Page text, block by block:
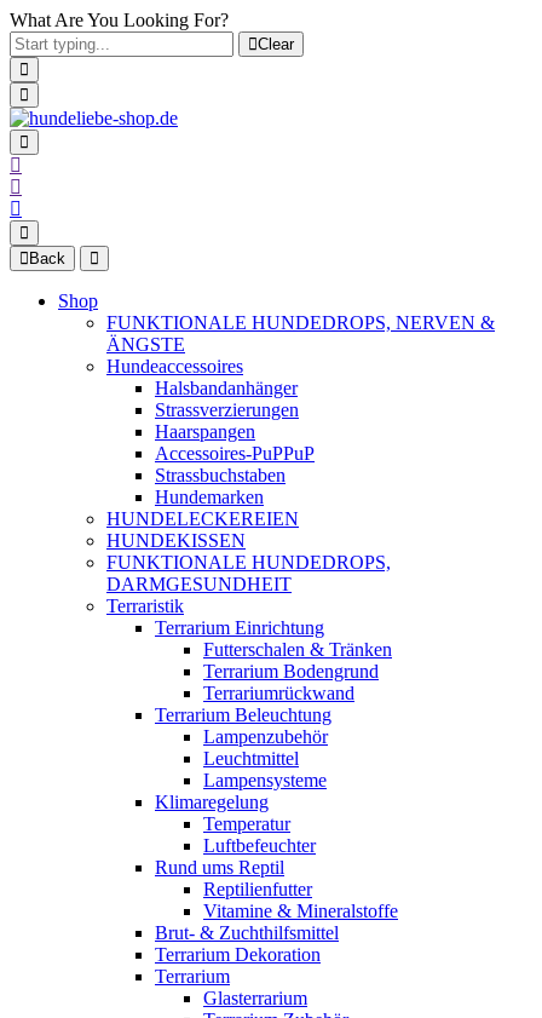
What Are You Looking For?
Clear
Back
Shop
FUNKTIONALE HUNDEDROPS, NERVEN &
ÄNGSTE
Hundeaccessoires
Halsbandanhänger
Strassverzierungen
Haarspangen
Accessoires-PuPPuP
Strassbuchstaben
Hundemarken
HUNDELECKEREIEN
HUNDEKISSEN
FUNKTIONALE HUNDEDROPS,
DARMGESUNDHEIT
Terraristik
Terrarium Einrichtung
Futterschalen & Tränken
Terrarium Bodengrund
Terrariumrückwand
Terrarium Beleuchtung
Lampenzubehör
Leuchtmittel
Lampensysteme
Klimaregelung
Temperatur
Luftbefeuchter
Rund ums Reptil
Reptilienfutter
Vitamine & Mineralstoffe
Brut- & Zuchthilfsmittel
Terrarium Dekoration
Terrarium
Glasterrarium